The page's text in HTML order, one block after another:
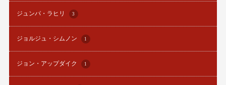
ジュンパ・ラヒリ 3
ジョルジュ・シムノン 1
ジョン・アップダイク 1